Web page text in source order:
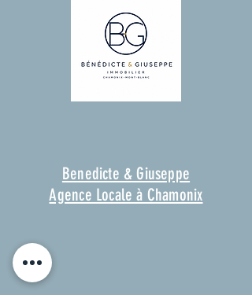
Benedicte & Giuseppe
Agence Locale à Chamonix